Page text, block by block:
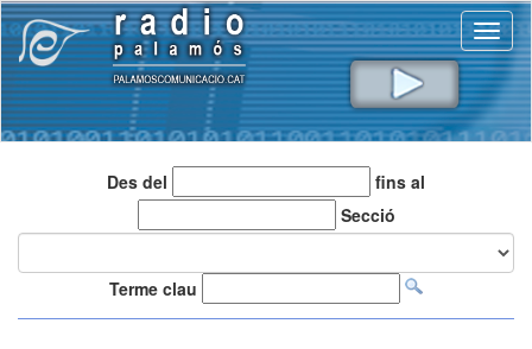
Des del
fins al
Secció
Terme clau